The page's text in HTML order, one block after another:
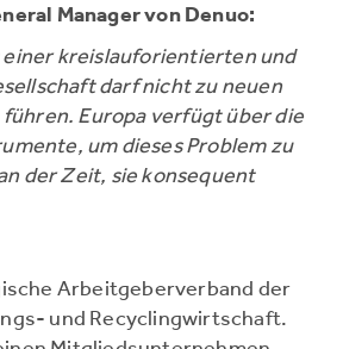
Manager von Denuo:
einer kreislauforientierten und
darf nicht zu neuen
Europa verfügt über die
um dieses Problem zu
der Zeit, sie konsequent
Arbeitgeberverband der
und Recyclingwirtschaft.